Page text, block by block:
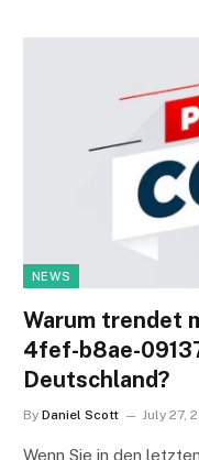
NEWS
Warum trendet
4fef-b8ae-
Deutschland?
By Daniel Scott July 27,
Wenn Sie in den